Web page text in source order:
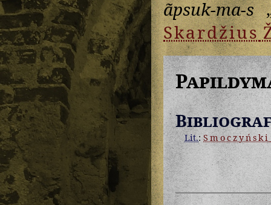
ãpsuk-ma-s
Skardžius
Lit.:Smoczyński